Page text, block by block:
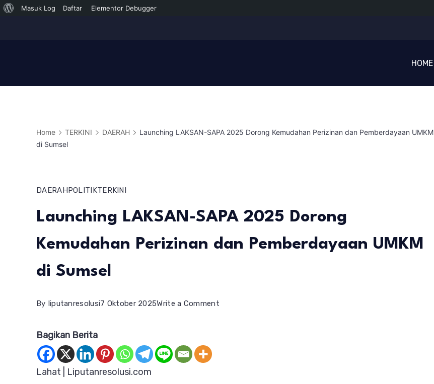
Tentang
Masuk Log Daftar Elementor Debugger
HOME
Home TERKINI DAERAH
Launching LAKSAN-SAPA 2025 Dorong Kemudahan Perizinan dan Pemberdayaan UMKM
di Sumsel
DAERAHPOLITIKTERKINI
Launching LAKSAN-SAPA 2025 Dorong
Kemudahan Perizinan dan Pemberdayaan UMKM
di Sumsel
By liputanresolusi7 Oktober 2025Write a Commenton
Bagikan Berita
Lahat | Liputanresolusi.com